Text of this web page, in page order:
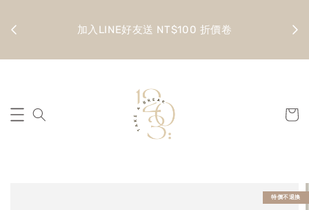
加入LINE好友送 NT$100 折價卷
特價不退換